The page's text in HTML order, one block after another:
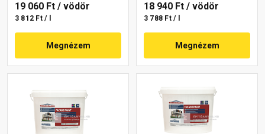
19 060 Ft / vödör
3 812 Ft / l
Megnézem
18 940 Ft / vödör
3 788 Ft / l
Megnézem